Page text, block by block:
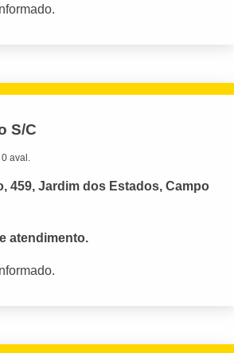
S/C
0 aval.
459, Jardim dos Estados, Campo
atendimento.